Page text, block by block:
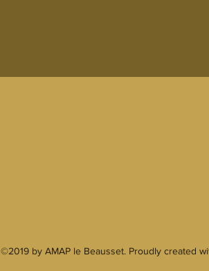
©2019 by AMAP le Beausset. Proudly created